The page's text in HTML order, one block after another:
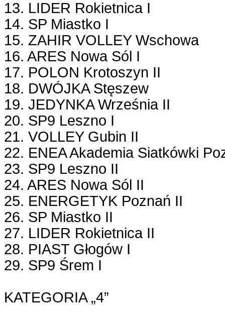
13. LIDER Rokietnica I
14. SP Miastko I
15. ZAHIR VOLLEY Wschowa
16. ARES Nowa Sól I
17. POLON Krotoszyn II
18. DWÓJKA Stęszew
19. JEDYNKA Września II
20. SP9 Leszno I
21. VOLLEY Gubin II
22. ENEA Akademia Siatkówki
23. SP9 Leszno II
24. ARES Nowa Sól II
25. ENERGETYK Poznań II
26. SP Miastko II
27. LIDER Rokietnica II
28. PIAST Głogów I
29. SP9 Śrem I
KATEGORIA „4”